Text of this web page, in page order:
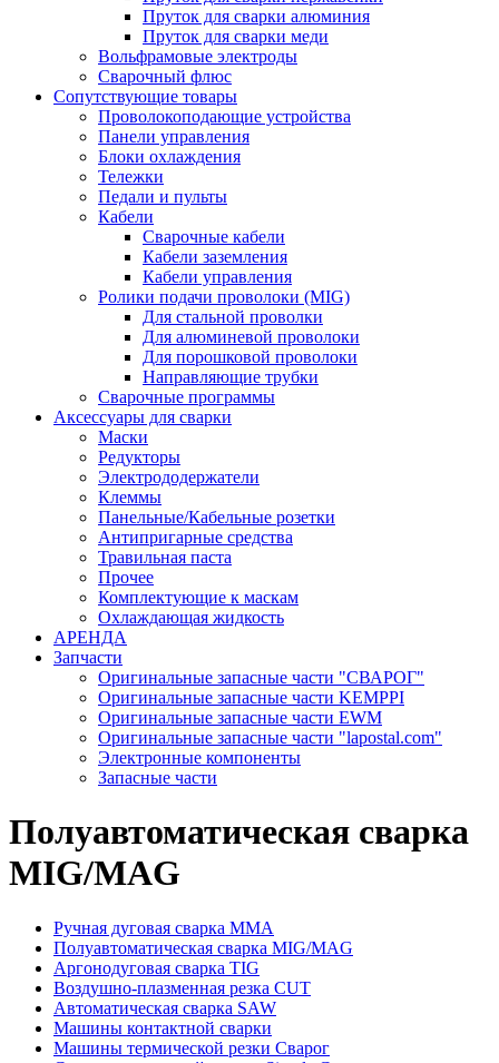
Пруток для сварки алюминия
Пруток для сварки меди
Вольфрамовые электроды
Сварочный флюс
Сопутствующие товары
Проволокоподающие устройства
Панели управления
Блоки охлаждения
Тележки
Педали и пульты
Кабели
Сварочные кабели
Кабели заземления
Кабели управления
Ролики подачи проволоки (MIG)
Для стальной проволки
Для алюминевой проволоки
Для порошковой проволоки
Направляющие трубки
Сварочные программы
Аксессуары для сварки
Маски
Редукторы
Электрододержатели
Клеммы
Панельные/Кабельные розетки
Антипригарные средства
Травильная паста
Прочее
Комплектующие к маскам
Охлаждающая жидкость
АРЕНДА
Запчасти
Оригинальные запасные части "СВАРОГ"
Оригинальные запасные части KEMPPI
Оригинальные запасные части EWM
Оригинальные запасные части "lapostal.com"
Электронные компоненты
Запасные части
Полуавтоматическая сварка
MIG/MAG
Ручная дуговая сварка ММА
Полуавтоматическая сварка MIG/MAG
Аргонодуговая сварка TIG
Воздушно-плазменная резка CUT
Автоматическая сварка SAW
Машины контактной сварки
Машины термической резки Сварог